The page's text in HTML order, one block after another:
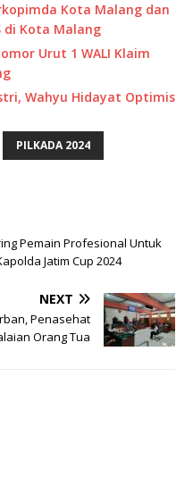
Kota Malang dan
di Kota Malang
Urut 1 WALI Klaim
Wahyu Hidayat Optimis
PILKADA 2024
Pemain Profesional Untuk
Jatim Cup 2024
NEXT
Penasehat
Orang Tua